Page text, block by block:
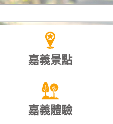
嘉義景點
嘉義體驗